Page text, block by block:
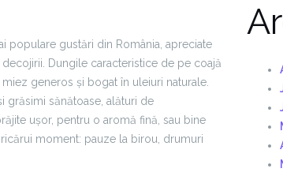
populare gustări din România, apreciate
Dungile caracteristice de pe coajă
generos și bogat în uleiuri naturale.
grăsimi sănătoase, alături de
ușor, pentru o aromă fină, sau bine
moment: pauze la birou, drumuri